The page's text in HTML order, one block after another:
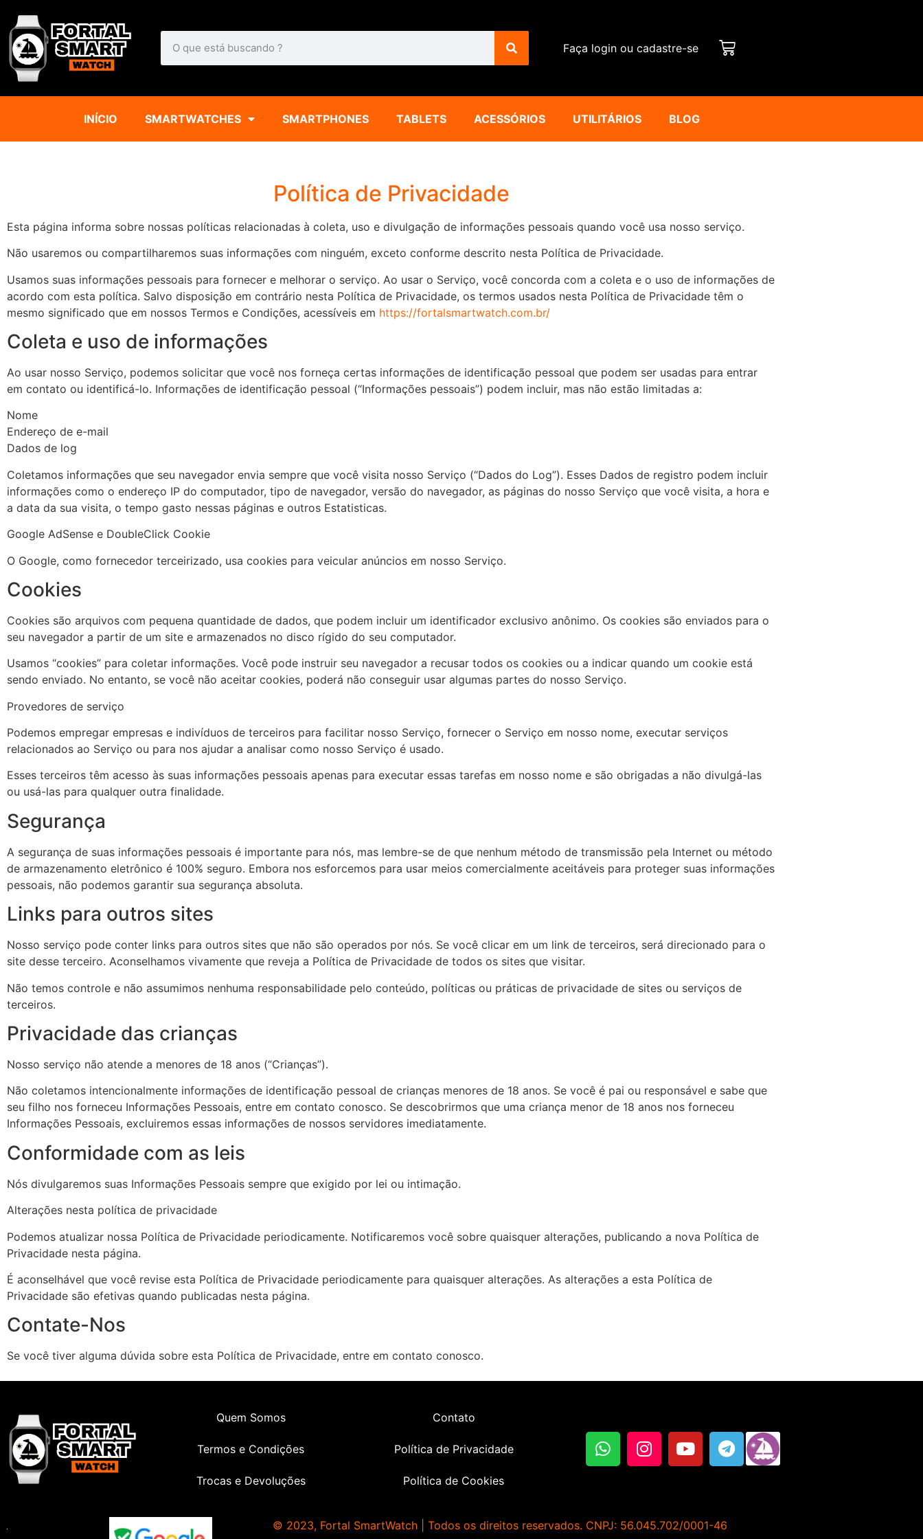
Faça login ou cadastre-se
INÍCIO SMARTWATCHES SMARTPHONES TABLETS ACESSÓRIOS UTILITÁRIOS BLOG
Política de Privacidade
Esta página informa sobre nossas políticas relacionadas à coleta, uso e divulgação de informações pessoais quando você usa nosso serviço.
Não usaremos ou compartilharemos suas informações com ninguém, exceto conforme descrito nesta Política de Privacidade.
Usamos suas informações pessoais para fornecer e melhorar o serviço. Ao usar o Serviço, você concorda com a coleta e o uso de informações de
acordo com esta política. Salvo disposição em contrário nesta Política de Privacidade, os termos usados ​​nesta Política de Privacidade têm o
mesmo significado que em nossos Termos e Condições, acessíveis em https://fortalsmartwatch.com.br/
Coleta e uso de informações
Ao usar nosso Serviço, podemos solicitar que você nos forneça certas informações de identificação pessoal que podem ser usadas para entrar
em contato ou identificá-lo. Informações de identificação pessoal (“Informações pessoais”) podem incluir, mas não estão limitadas a:
Nome
Endereço de e-mail
Dados de log
Coletamos informações que seu navegador envia sempre que você visita nosso Serviço (“Dados do Log”). Esses Dados de registro podem incluir
informações como o endereço IP do computador, tipo de navegador, versão do navegador, as páginas do nosso Serviço que você visita, a hora e
a data da sua visita, o tempo gasto nessas páginas e outros Estatisticas.
Google AdSense e DoubleClick Cookie
O Google, como fornecedor terceirizado, usa cookies para veicular anúncios em nosso Serviço.
Cookies
Cookies são arquivos com pequena quantidade de dados, que podem incluir um identificador exclusivo anônimo. Os cookies são enviados para o
seu navegador a partir de um site e armazenados no disco rígido do seu computador.
Usamos “cookies” para coletar informações. Você pode instruir seu navegador a recusar todos os cookies ou a indicar quando um cookie está
sendo enviado. No entanto, se você não aceitar cookies, poderá não conseguir usar algumas partes do nosso Serviço.
Provedores de serviço
Podemos empregar empresas e indivíduos de terceiros para facilitar nosso Serviço, fornecer o Serviço em nosso nome, executar serviços
relacionados ao Serviço ou para nos ajudar a analisar como nosso Serviço é usado.
Esses terceiros têm acesso às suas informações pessoais apenas para executar essas tarefas em nosso nome e são obrigadas a não divulgá-las
ou usá-las para qualquer outra finalidade.
Segurança
A segurança de suas informações pessoais é importante para nós, mas lembre-se de que nenhum método de transmissão pela Internet ou método
de armazenamento eletrônico é 100% seguro. Embora nos esforcemos para usar meios comercialmente aceitáveis ​​para proteger suas informações
pessoais, não podemos garantir sua segurança absoluta.
Links para outros sites
Nosso serviço pode conter links para outros sites que não são operados por nós. Se você clicar em um link de terceiros, será direcionado para o
site desse terceiro. Aconselhamos vivamente que reveja a Política de Privacidade de todos os sites que visitar.
Não temos controle e não assumimos nenhuma responsabilidade pelo conteúdo, políticas ou práticas de privacidade de sites ou serviços de
terceiros.
Privacidade das crianças
Nosso serviço não atende a menores de 18 anos (“Crianças”).
Não coletamos intencionalmente informações de identificação pessoal de crianças menores de 18 anos. Se você é pai ou responsável e sabe que
seu filho nos forneceu Informações Pessoais, entre em contato conosco. Se descobrirmos que uma criança menor de 18 anos nos forneceu
Informações Pessoais, excluiremos essas informações de nossos servidores imediatamente.
Conformidade com as leis
Nós divulgaremos suas Informações Pessoais sempre que exigido por lei ou intimação.
Alterações nesta política de privacidade
Podemos atualizar nossa Política de Privacidade periodicamente. Notificaremos você sobre quaisquer alterações, publicando a nova Política de
Privacidade nesta página.
É aconselhável que você revise esta Política de Privacidade periodicamente para quaisquer alterações. As alterações a esta Política de
Privacidade são efetivas quando publicadas nesta página.
Contate-Nos
Se você tiver alguma dúvida sobre esta Política de Privacidade, entre em contato conosco.
Quem Somos
Termos e Condições
Trocas e Devoluções
Contato
Política de Privacidade
Política de Cookies
© 2023, Fortal SmartWatch | Todos os direitos reservados. CNPJ: 56.045.702/0001-46